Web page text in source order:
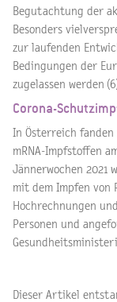
Begutachtung der
Besonders
zur laufenden
Bedingungen der
zugelassen werden
Corona-
In Österreich
mRNA-Impfstoffen
Jännerwochen 2021
mit dem Impfen von
Hochrechnungen
Personen und
Dieser Artikel